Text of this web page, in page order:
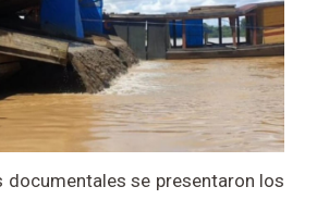
documentales se presentaron los